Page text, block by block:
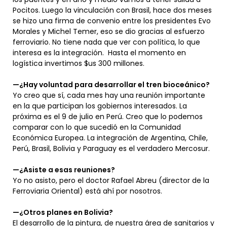
Pocitos. Luego la vinculación con Brasil, hace dos meses
se hizo una firma de convenio entre los presidentes Evo
Morales y Michel Temer, eso se dio gracias al esfuerzo
ferroviario. No tiene nada que ver con política, lo que
interesa es la integración. Hasta el momento en
logística invertimos $us 300 millones.
—¿Hay voluntad para desarrollar el tren bioceánico?
Yo creo que sí, cada mes hay una reunión importante
en la que participan los gobiernos interesados. La
próxima es el 9 de julio en Perú. Creo que lo podemos
comparar con lo que sucedió en la Comunidad
Económica Europea. La integración de Argentina, Chile,
Perú, Brasil, Bolivia y Paraguay es el verdadero Mercosur.
—¿Asiste a esas reuniones?
Yo no asisto, pero el doctor Rafael Abreu (director de la
Ferroviaria Oriental) está ahí por nosotros.
—¿Otros planes en Bolivia?
El desarrollo de la pintura, de nuestra área de sanitarios y